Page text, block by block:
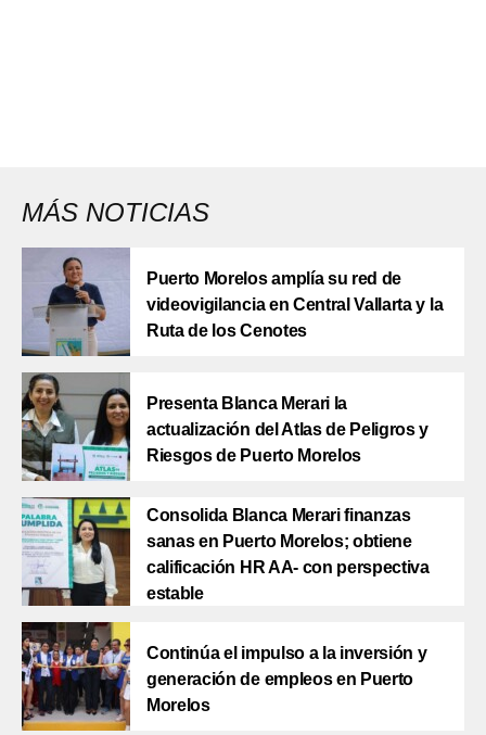
MÁS NOTICIAS
Puerto Morelos amplía su red de
videovigilancia en Central Vallarta y la
Ruta de los Cenotes
Presenta Blanca Merari la
actualización del Atlas de Peligros y
Riesgos de Puerto Morelos
Consolida Blanca Merari finanzas
sanas en Puerto Morelos; obtiene
calificación HR AA- con perspectiva
estable
Continúa el impulso a la inversión y
generación de empleos en Puerto
Morelos